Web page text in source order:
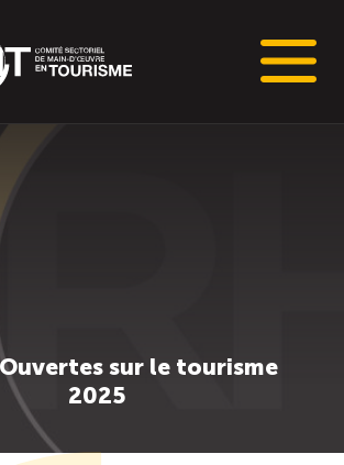
stratégiques
sur le marché du travail (IMT)
en tourisme
sur le tourisme
2025